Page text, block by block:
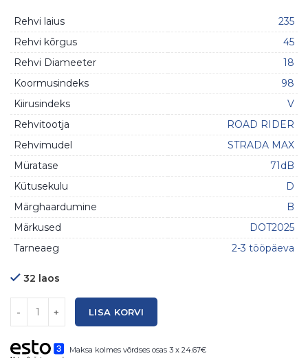
Rehvi laius
235
Rehvi kõrgus
45
Rehvi Diameeter
18
Koormusindeks
98
Kiirusindeks
V
Rehvitootja
ROAD RIDER
Rehvimudel
STRADA MAX
Müratase
71dB
Kütusekulu
D
Märghaardumine
B
Märkused
DOT2025
Tarneaeg
2-3 tööpäeva
32 laos
LISA KORVI
Maksa kolmes võrdses osas 3 x 24.67€